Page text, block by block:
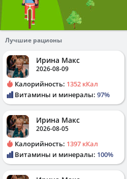
Лучшие рационы
Ирина Макс
2026-08-09
Калорийность: 1352 кКал
Витамины и минералы: 97%
Ирина Макс
2026-08-05
Калорийность: 1397 кКал
Витамины и минералы: 100%